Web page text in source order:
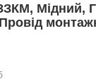
Мідний,